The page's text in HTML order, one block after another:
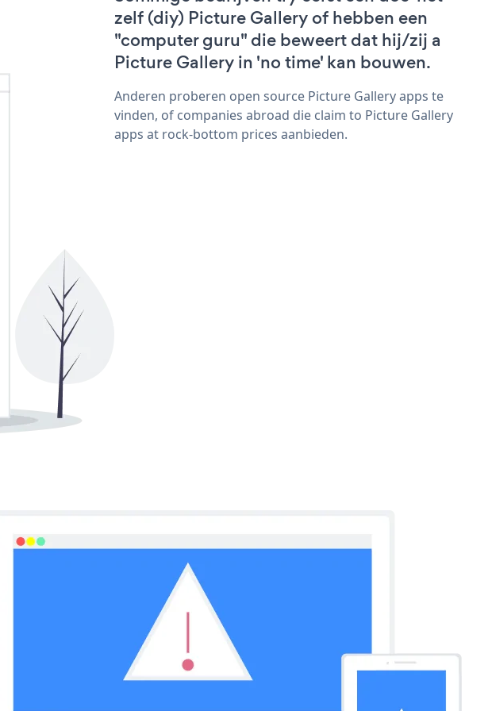
zelf (diy) Picture Gallery of hebben een
"computer guru" die beweert dat hij/zij a
Picture Gallery in 'no time' kan bouwen.
Anderen proberen open source Picture Gallery apps te
vinden, of companies abroad die claim to Picture Gallery
apps at rock-bottom prices aanbieden.